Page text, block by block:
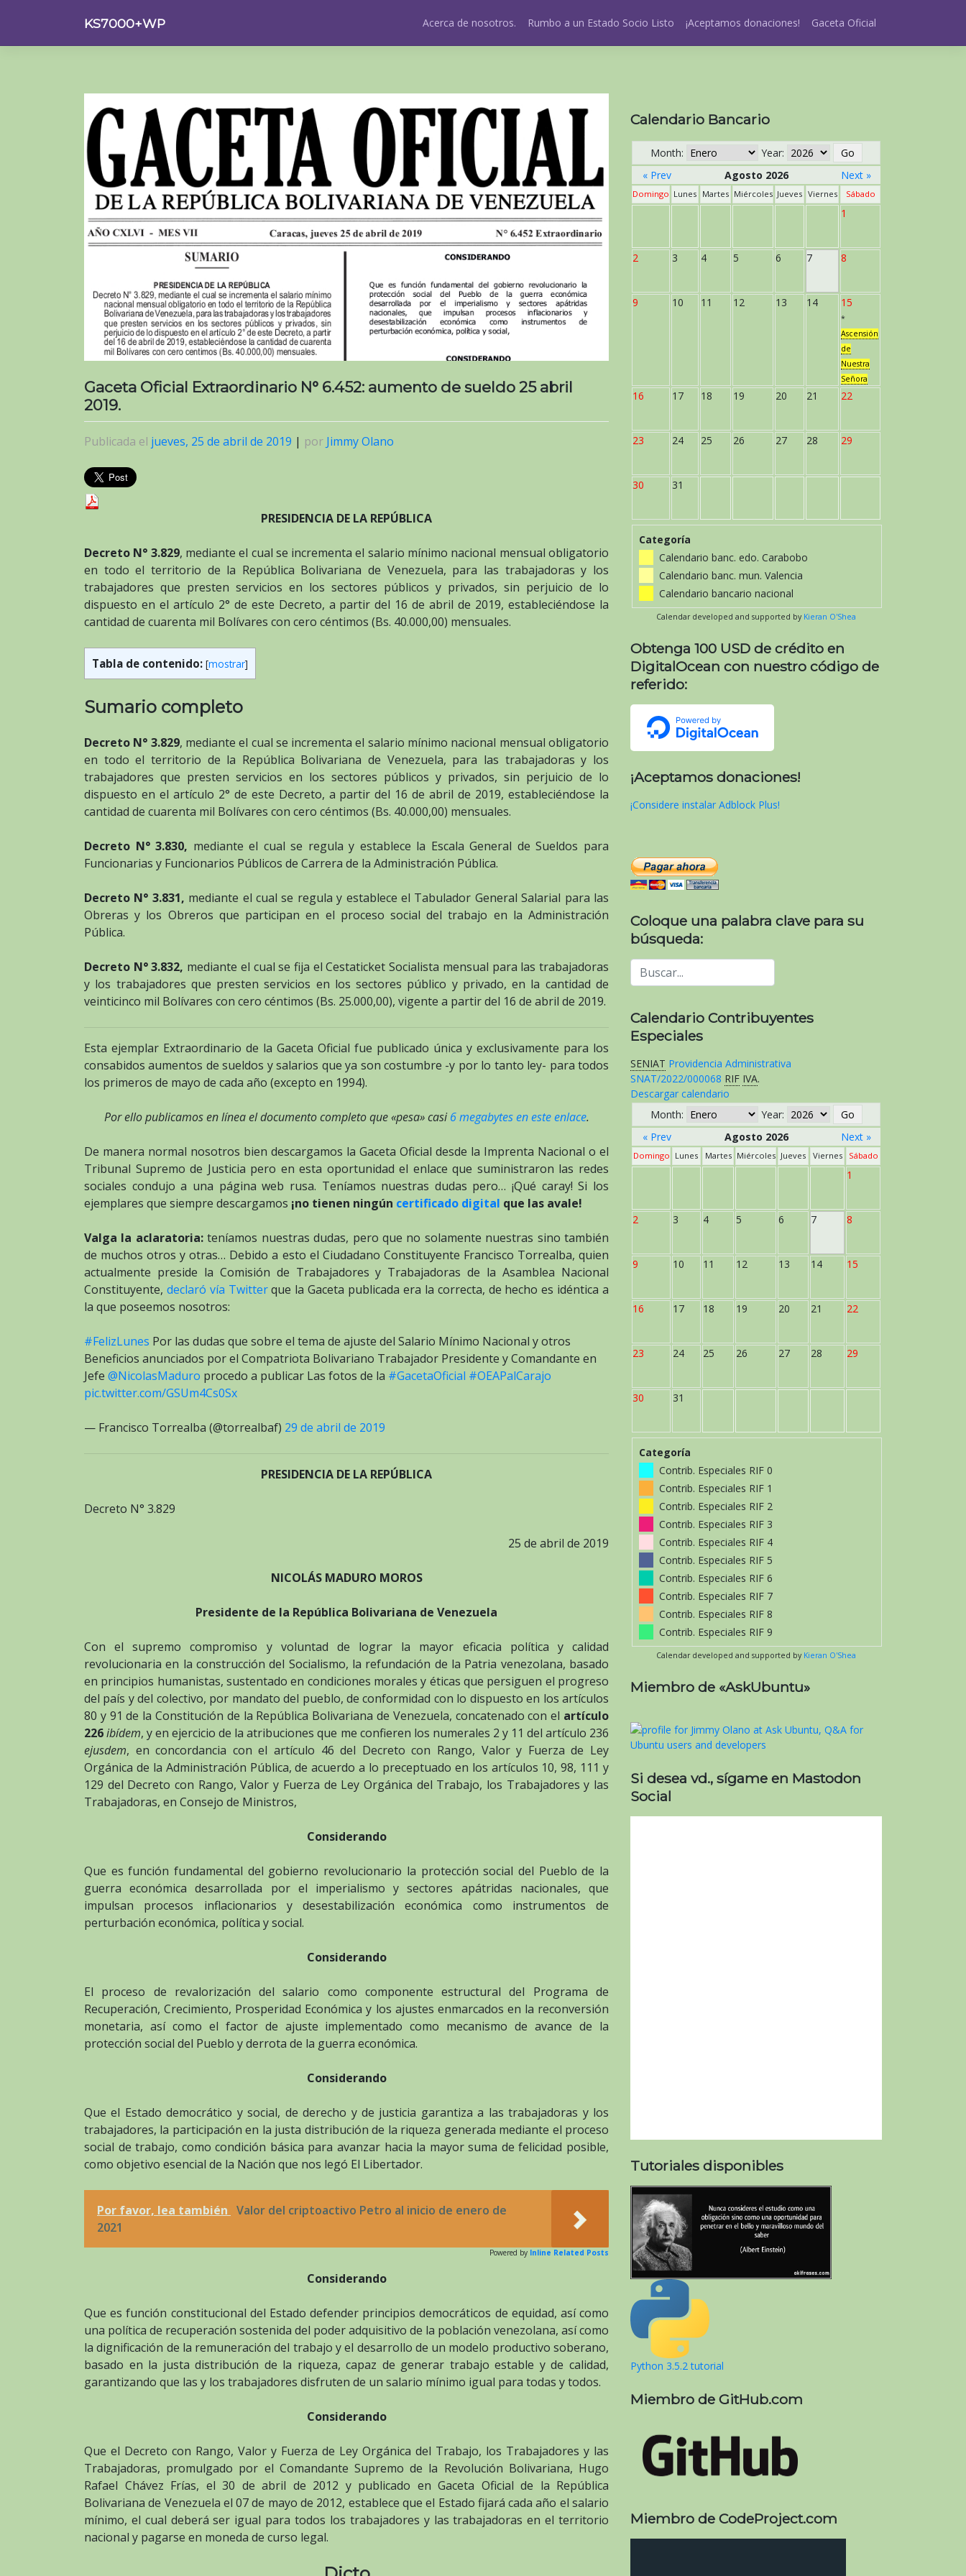
contenido
KS7000+WP Acerca de nosotros. Rumbo a un Estado Socio Listo ¡Aceptamos donaciones! Gaceta Oficial
Gaceta Oficial Extraordinario N° 6.452: aumento de sueldo 25 abril
2019.
Publicada el jueves, 25 de abril de 2019 | por Jimmy Olano
PRESIDENCIA DE LA REPÚBLICA
Decreto N° 3.829, mediante el cual se incrementa el salario mínimo nacional mensual obligatorio
en todo el territorio de la República Bolivariana de Venezuela, para las trabajadoras y los
trabajadores que presten servicios en los sectores públicos y privados, sin perjuicio de lo
dispuesto en el artículo 2° de este Decreto, a partir del 16 de abril de 2019, estableciéndose la
cantidad de cuarenta mil Bolívares con cero céntimos (Bs. 40.000,00) mensuales.
Tabla de contenido: [mostrar]
Sumario completo
Decreto N° 3.829, mediante el cual se incrementa el salario mínimo nacional mensual obligatorio
en todo el territorio de la República Bolivariana de Venezuela, para las trabajadoras y los
trabajadores que presten servicios en los sectores públicos y privados, sin perjuicio de lo
dispuesto en el artículo 2° de este Decreto, a partir del 16 de abril de 2019, estableciéndose la
cantidad de cuarenta mil Bolívares con cero céntimos (Bs. 40.000,00) mensuales.
Decreto N° 3.830, mediante el cual se regula y establece la Escala General de Sueldos para
Funcionarias y Funcionarios Públicos de Carrera de la Administración Pública.
Decreto N° 3.831, mediante el cual se regula y establece el Tabulador General Salarial para las
Obreras y los Obreros que participan en el proceso social del trabajo en la Administración
Pública.
Decreto N° 3.832, mediante el cual se fija el Cestaticket Socialista mensual para las trabajadoras
y los trabajadores que presten servicios en los sectores público y privado, en la cantidad de
veinticinco mil Bolívares con cero céntimos (Bs. 25.000,00), vigente a partir del 16 de abril de 2019.
Esta ejemplar Extraordinario de la Gaceta Oficial fue publicado única y exclusivamente para los
consabidos aumentos de sueldos y salarios que ya son costumbre -y por lo tanto ley- para todos
los primeros de mayo de cada año (excepto en 1994).
Por ello publicamos en línea el documento completo que «pesa» casi6 megabytes en este enlace.
De manera normal nosotros bien descargamos la Gaceta Oficial desde la Imprenta Nacional o el
Tribunal Supremo de Justicia pero en esta oportunidad el enlace que suministraron las redes
sociales condujo a una página web rusa. Teníamos nuestras dudas pero… ¡Qué caray! Si los
ejemplares que siempre descargamos ¡no tienen ningún certificado digital que las avale!
Valga la aclaratoria:teníamos nuestras dudas, pero que no solamente nuestras sino también
de muchos otros y otras… Debido a esto el Ciudadano Constituyente Francisco Torrealba, quien
actualmente preside la Comisión de Trabajadores y Trabajadoras de la Asamblea Nacional
Constituyente, declaró vía Twitterque la Gaceta publicada era la correcta, de hecho es idéntica a
la que poseemos nosotros:
#FelizLunes Por las dudas que sobre el tema de ajuste del Salario Mínimo Nacional y otros
Beneficios anunciados por el Compatriota Bolivariano Trabajador Presidente y Comandante en
Jefe @NicolasMaduro procedo a publicar Las fotos de la #GacetaOficial #OEAPalCarajo
pic.twitter.com/GSUm4Cs0Sx
— Francisco Torrealba (@torrealbaf) 29 de abril de 2019
PRESIDENCIA DE LA REPÚBLICA
Decreto N° 3.829
25 de abril de 2019
NICOLÁS MADURO MOROS
Presidente de la República Bolivariana de Venezuela
Con el supremo compromiso y voluntad de lograr la mayor eficacia política y calidad
revolucionaria en la construcción del Socialismo, la refundación de la Patria venezolana, basado
en principios humanistas, sustentado en condiciones morales y éticas que persiguen el progreso
del país y del colectivo, por mandato del pueblo, de conformidad con lo dispuesto en los artículos
80 y 91 de la Constitución de la República Bolivariana de Venezuela, concatenado con el artículo
226ibídem, y en ejercicio de la atribuciones que me confieren los numerales 2 y 11 del artículo 236
ejusdem, en concordancia con el artículo 46 del Decreto con Rango, Valor y Fuerza de Ley
Orgánica de la Administración Pública, de acuerdo a lo preceptuado en los artículos 10, 98, 111 y
129 del Decreto con Rango, Valor y Fuerza de Ley Orgánica del Trabajo, los Trabajadores y las
Trabajadoras, en Consejo de Ministros,
Considerando
Que es función fundamental del gobierno revolucionario la protección social del Pueblo de la
guerra económica desarrollada por el imperialismo y sectores apátridas nacionales, que
impulsan procesos inflacionarios y desestabilización económica como instrumentos de
perturbación económica, política y social.
Considerando
El proceso de revalorización del salario como componente estructural del Programa de
Recuperación, Crecimiento, Prosperidad Económica y los ajustes enmarcados en la reconversión
monetaria, así como el factor de ajuste implementado como mecanismo de avance de la
protección social del Pueblo y derrota de la guerra económica.
Considerando
Que el Estado democrático y social, de derecho y de justicia garantiza a las trabajadoras y los
trabajadores, la participación en la justa distribución de la riqueza generada mediante el proceso
social de trabajo, como condición básica para avanzar hacia la mayor suma de felicidad posible,
como objetivo esencial de la Nación que nos legó El Libertador.
Por favor, lea también Valor del criptoactivo Petro al inicio de enero de
2021
Powered by Inline Related Posts
Considerando
Que es función constitucional del Estado defender principios democráticos de equidad, así como
una política de recuperación sostenida del poder adquisitivo de la población venezolana, así como
la dignificación de la remuneración del trabajo y el desarrollo de un modelo productivo soberano,
basado en la justa distribución de la riqueza, capaz de generar trabajo estable y de calidad,
garantizando que las y los trabajadores disfruten de un salario mínimo igual para todas y todos.
Considerando
Que el Decreto con Rango, Valor y Fuerza de Ley Orgánica del Trabajo, los Trabajadores y las
Trabajadoras, promulgado por el Comandante Supremo de la Revolución Bolivariana, Hugo
Rafael Chávez Frías, el 30 de abril de 2012 y publicado en Gaceta Oficial de la República
Bolivariana de Venezuela el 07 de mayo de 2012, establece que el Estado fijará cada año el salario
mínimo, el cual deberá ser igual para todos los trabajadores y las trabajadoras en el territorio
nacional y pagarse en moneda de curso legal.
Calendario Bancario
Month:
Year:
« Prev
Agosto 2026 Next »
Domingo Lunes Martes Miércoles Jueves Viernes Sábado
1
2 3 4 5 6 7 8
9 10 11 12 13 14 15
*
Ascensión
de
Nuestra
Señora
16 17 18 19 20 21 22
23 24 25 26 27 28 29
30 31
Categoría
Calendario banc. edo. Carabobo
Calendario banc. mun. Valencia
Calendario bancario nacional
Calendar developed and supported by Kieran O'Shea
Obtenga 100 USD de crédito en
DigitalOcean con nuestro código de
referido:
¡Aceptamos donaciones!
¡Considere instalar Adblock Plus!
Coloque una palabra clave para su
búsqueda:
Calendario Contribuyentes
Especiales
SENIAT Providencia Administrativa
SNAT/2022/000068 RIF IVA.
Descargar calendario
Month:
Year:
« Prev
Agosto 2026 Next »
Domingo Lunes Martes Miércoles Jueves Viernes Sábado
1
2 3 4 5 6 7 8
9 10 11 12 13 14 15
16 17 18 19 20 21 22
23 24 25 26 27 28 29
30 31
Categoría
Contrib. Especiales RIF 0
Contrib. Especiales RIF 1
Contrib. Especiales RIF 2
Contrib. Especiales RIF 3
Contrib. Especiales RIF 4
Contrib. Especiales RIF 5
Contrib. Especiales RIF 6
Contrib. Especiales RIF 7
Contrib. Especiales RIF 8
Contrib. Especiales RIF 9
Calendar developed and supported by Kieran O'Shea
Miembro de «AskUbuntu»
Si desea vd., sígame en Mastodon
Social
Tutoriales disponibles
Python 3.5.2 tutorial
Miembro de GitHub.com
Miembro de CodeProject.com